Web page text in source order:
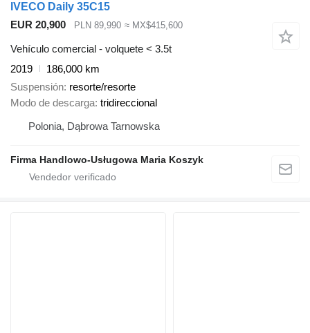
IVECO Daily 35C15
EUR 20,900
PLN 89,990 ≈ MX$415,600
Vehículo comercial - volquete < 3.5t
2019
186,000 km
Suspensión resorte/resorte
Modo de descarga tridireccional
Polonia, Dąbrowa Tarnowska
Firma Handlowo-Usługowa Maria Koszyk